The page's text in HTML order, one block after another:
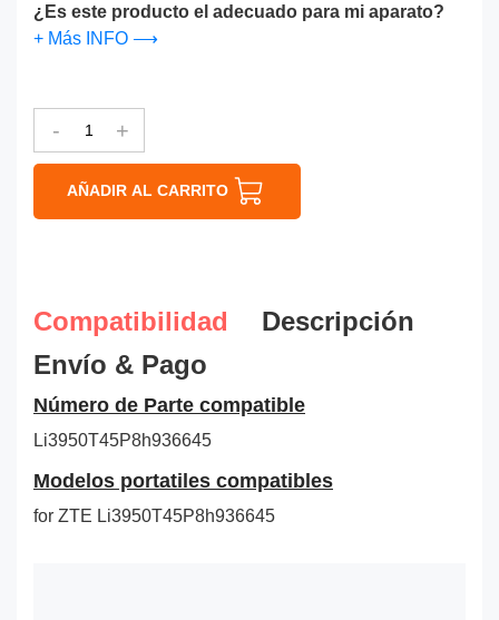
¿Es este producto el adecuado para mi aparato?
+ Más INFO ⟶
- +
AÑADIR AL CARRITO
Compatibilidad
Descripción
Envío & Pago
Número de Parte compatible
Li3950T45P8h936645
Modelos portatiles compatibles
for ZTE Li3950T45P8h936645